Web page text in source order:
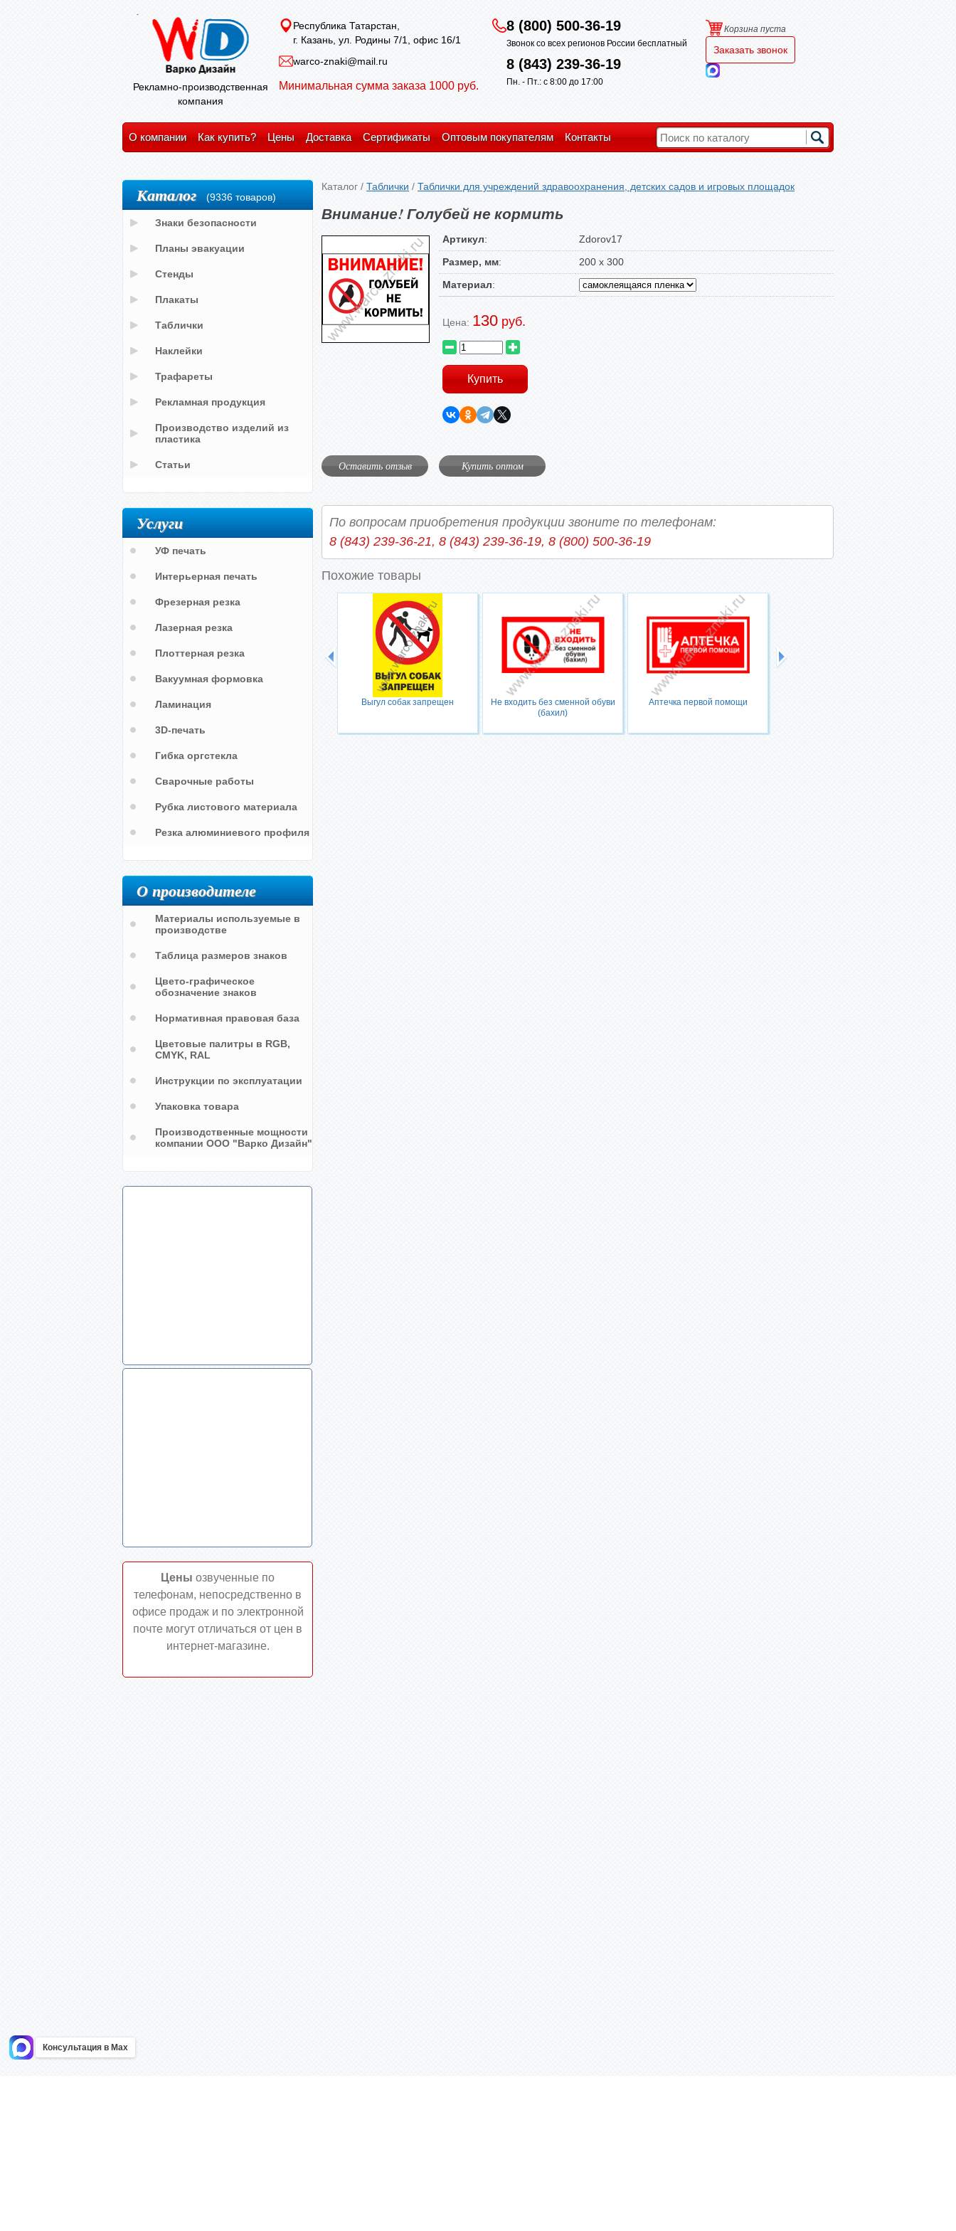
Рекламно-производственная
компания
Республика Татарстан,
г. Казань, ул. Родины 7/1, офис 16/1
warco-znaki@mail.ru
Минимальная сумма заказа 1000 руб.
8 (800) 500-36-19
Звонок со всех регионов России бесплатный
8 (843) 239-36-19
Пн. - Пт.: с 8:00 до 17:00
Корзина пуста
Заказать звонок
О компании Как купить? Цены Доставка Сертификаты Оптовым покупателям Контакты
Каталог / Таблички / Таблички для учреждений здравоохранения, детских садов и игровых площадок
Внимание! Голубей не кормить
Артикул:
Zdorov17
Размер, мм:
200 х 300
Материал:
Цена: 130 руб.
Оставить отзыв Купить оптом
По вопросам приобретения продукции звоните по телефонам:
8 (843) 239-36-21, 8 (843) 239-36-19, 8 (800) 500-36-19
Похожие товары
Выгул собак запрещен
Не входить без сменной обуви
(бахил)
Аптечка первой помощи
Каталог (9336 товаров)
Знаки безопасности
Планы эвакуации
Стенды
Плакаты
Таблички
Наклейки
Трафареты
Рекламная продукция
Производство изделий из
пластика
Статьи
Услуги
УФ печать
Интерьерная печать
Фрезерная резка
Лазерная резка
Плоттерная резка
Вакуумная формовка
Ламинация
3D-печать
Гибка оргстекла
Сварочные работы
Рубка листового материала
Резка алюминиевого профиля
О производителе
Материалы используемые в
производстве
Таблица размеров знаков
Цвето-графическое
обозначение знаков
Нормативная правовая база
Цветовые палитры в RGB,
CMYK, RAL
Инструкции по эксплуатации
Упаковка товара
Производственные мощности
компании ООО "Варко Дизайн"
Цены озвученные по
телефонам, непосредственно в
офисе продаж и по электронной
почте могут отличаться от цен в
интернет-магазине.
Консультация в Max